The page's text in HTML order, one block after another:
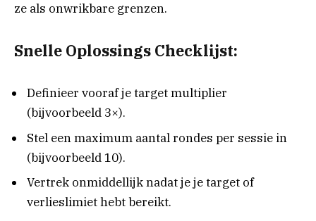
ze als onwrikbare grenzen.
Snelle Oplossings Checklijst:
Definieer vooraf je target multiplier
(bijvoorbeeld 3×).
Stel een maximum aantal rondes per sessie in
(bijvoorbeeld 10).
Vertrek onmiddellijk nadat je je target of
verlieslimiet hebt bereikt.